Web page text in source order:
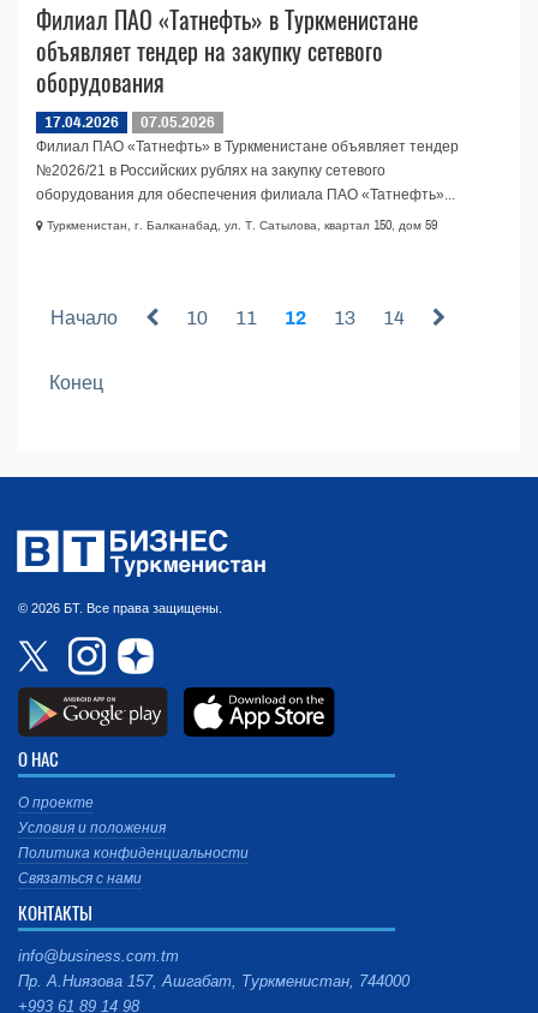
Филиал ПАО «Татнефть» в Туркменистане
объявляет тендер на закупку сетевого
оборудования
17.04.2026
07.05.2026
Филиал ПАО «Татнефть» в Туркменистане объявляет тендер
№2026/21 в Российских рублях на закупку сетевого
оборудования для обеспечения филиала ПАО «Татнефть»...
Туркменистан, г. Балканабад, ул. Т. Сатылова, квартал 150, дом 59
Начало 10 11 12 13 14
Конец
© 2026 БТ. Все права защищены.
О НАС
О проекте
Условия и положения
Политика конфиденциальности
Связаться с нами
КОНТАКТЫ
info@business.com.tm
Пр. А.Ниязова 157, Ашгабат, Туркменистан, 744000
+993 61 89 14 98